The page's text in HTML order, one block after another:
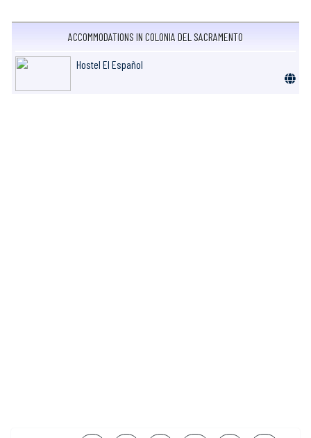
ACCOMMODATIONS IN COLONIA DEL SACRAMENTO
Hostel El Español